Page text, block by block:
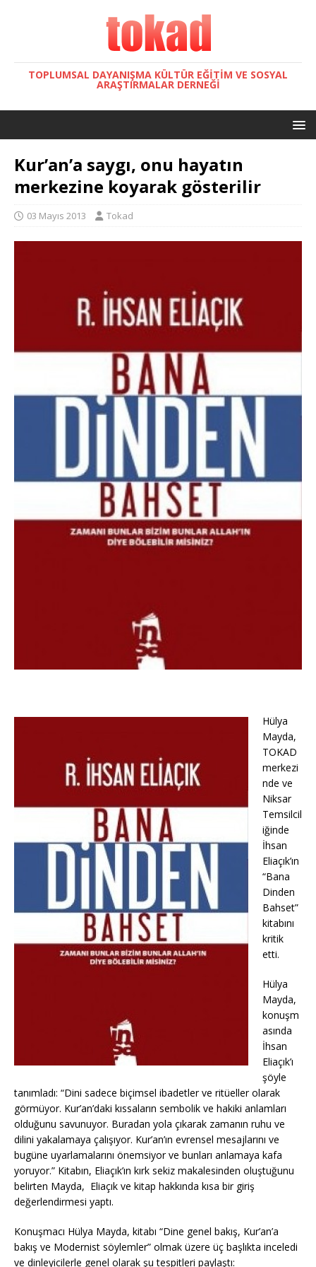
TOPLUMSAL DAYANIŞMA KÜLTÜR EĞITIM VE SOSYAL
ARAŞTIRMALAR DERNEĞI
Kur’an’a saygı, onu hayatın
merkezine koyarak gösterilir
03 Mayıs 2013 Tokad
Hülya
Mayda,
TOKAD
merkezi
nde ve
Niksar
Temsilcil
iğinde
İhsan
Eliaçık’ın
“Bana
Dinden
Bahset”
kitabını
kritik
etti.
Hülya
Mayda,
konuşm
asında
İhsan
Eliaçık’ı
şöyle
tanımladı: “Dini sadece biçimsel ibadetler ve ritüeller olarak
görmüyor. Kur’an’daki kıssaların sembolik ve hakiki anlamları
olduğunu savunuyor. Buradan yola çıkarak zamanın ruhu ve
dilini yakalamaya çalışıyor. Kur’an’ın evrensel mesajlarını ve
bugüne uyarlamalarını önemsiyor ve bunları anlamaya kafa
yoruyor.” Kitabın, Eliaçık’ın kırk sekiz makalesinden oluştuğunu
belirten Mayda, Eliaçık ve kitap hakkında kısa bir giriş
değerlendirmesi yaptı.
Konuşmacı Hülya Mayda, kitabı “Dine genel bakış, Kur’an’a
bakış ve Modernist söylemler” olmak üzere üç başlıkta inceledi
ve dinleyicilerle genel olarak şu tespitleri paylaştı: